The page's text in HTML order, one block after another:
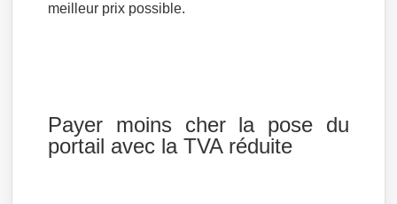
meilleur prix possible.
Payer moins cher la pose du
portail avec la TVA réduite